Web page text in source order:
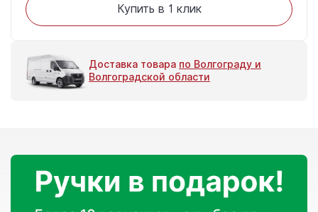
Купить в 1 клик
Доставка товара по Волгограду и
Волгоградской области